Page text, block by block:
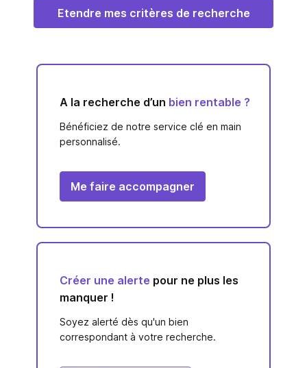
Etendre mes critères de recherche
A la recherche d’un bien rentable ?
Bénéficiez de notre service clé en main
personnalisé.
Me faire accompagner
Créer une alerte pour ne plus les
manquer !
Soyez alerté dès qu'un bien
correspondant à votre recherche.